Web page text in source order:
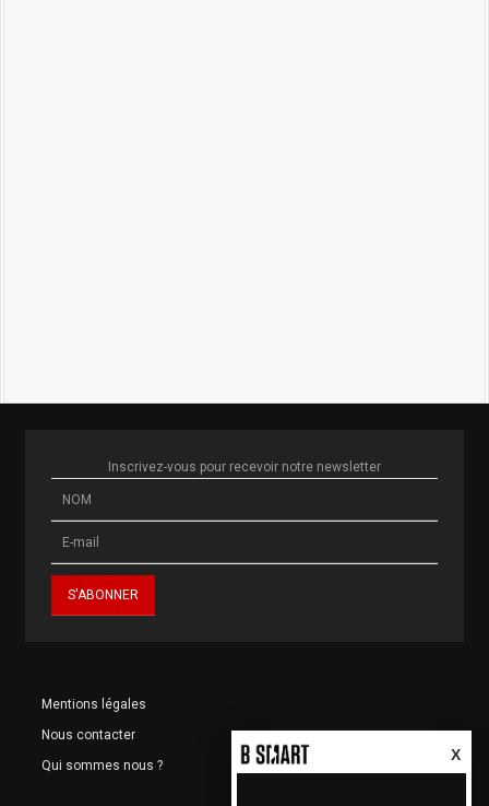
Inscrivez-vous pour recevoir notre newsletter
Mentions légales
Nous contacter
Qui sommes nous ?
X